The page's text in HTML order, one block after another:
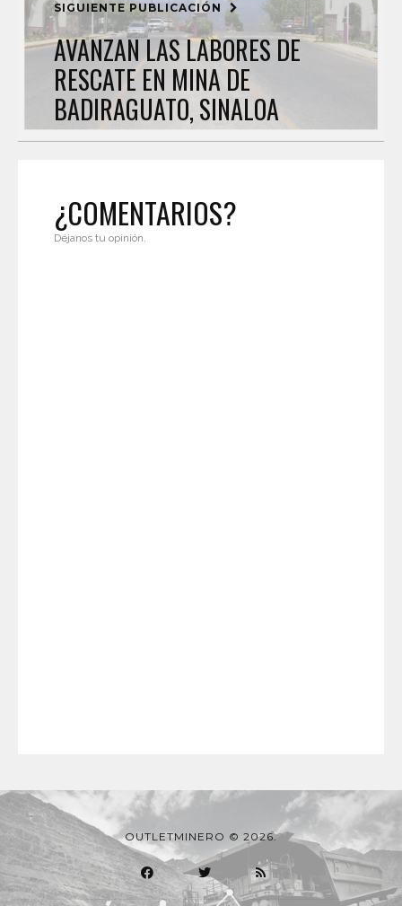
SIGUIENTE PUBLICACIÓN
AVANZAN LAS LABORES DE
RESCATE EN MINA DE
BADIRAGUATO, SINALOA
¿COMENTARIOS?
Déjanos tu opinión.
OUTLETMINERO © 2026.